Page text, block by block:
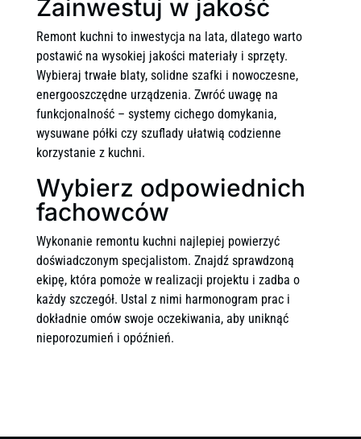
Zainwestuj w jakość
Remont kuchni to inwestycja na lata, dlatego warto
postawić na wysokiej jakości materiały i sprzęty.
Wybieraj trwałe blaty, solidne szafki i nowoczesne,
energooszczędne urządzenia. Zwróć uwagę na
funkcjonalność – systemy cichego domykania,
wysuwane półki czy szuflady ułatwią codzienne
korzystanie z kuchni.
Wybierz odpowiednich
fachowców
Wykonanie remontu kuchni najlepiej powierzyć
doświadczonym specjalistom. Znajdź sprawdzoną
ekipę, która pomoże w realizacji projektu i zadba o
każdy szczegół. Ustal z nimi harmonogram prac i
dokładnie omów swoje oczekiwania, aby uniknąć
nieporozumień i opóźnień.